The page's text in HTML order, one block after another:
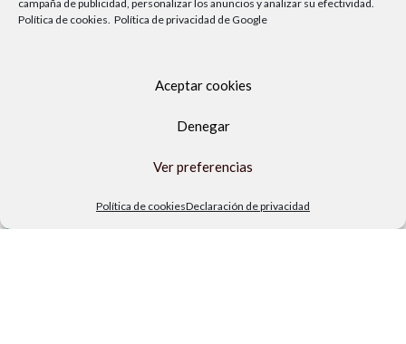
campaña de publicidad, personalizar los anuncios y analizar su efectividad.
Política de cookies. Política de privacidad de Google
Aceptar cookies
Denegar
Ver preferencias
Política de cookiesDeclaración de privacidad
Somos miembros asociados a